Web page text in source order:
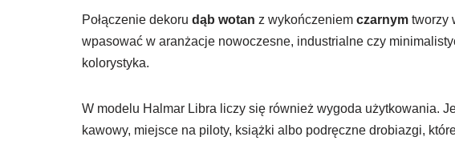
Połączenie dekoru dąb wotan z wykończeniem czarnym tworzy
wpasować w aranżacje nowoczesne, industrialne czy
kolorystyka.
W modelu Halmar Libra liczy się również wygoda użytkowania.
kawowy, miejsce na piloty, książki albo podręczne drobiazgi,